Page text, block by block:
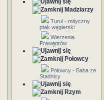
Madziarzy
Turul - mityczny
ptak węgierski
Wierzenia
Prawęgrów
Połowcy
Połowcy - Baba ze
Stadnicy
Rzym